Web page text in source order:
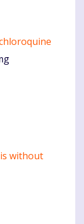
without